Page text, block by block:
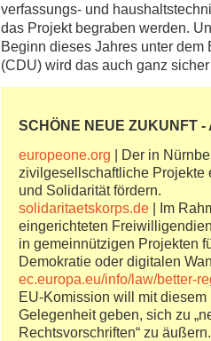
verfassungs- und
das Projekt begraben werden.
Beginn dieses Jahres unter
(CDU) wird das auch ganz
SCHÖNE NEUE ZUKUNFT
europeone.org | Der in
zivilgesellschaftliche
und Solidarität fördern.
solidaritaetskorps.de | Im
eingerichteten
in gemeinnützigen Projekten
Demokratie oder digitalen
ec.europa.eu/info/law/better-
EU-Komission will mit
Gelegenheit geben, sich zu
Rechtsvorschriften“ zu äußern.